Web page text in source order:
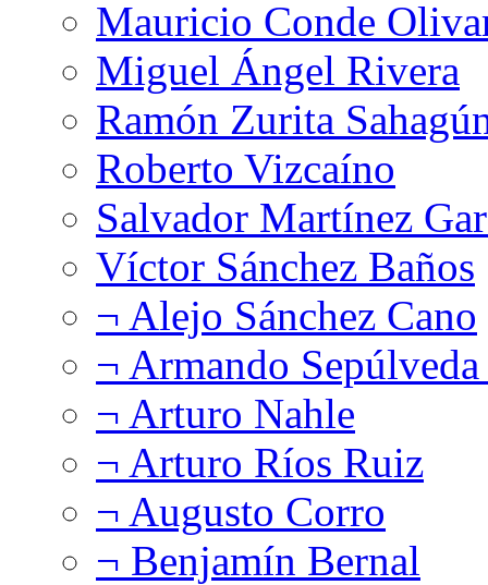
Mauricio Conde
Miguel Ángel Rivera
Ramón Zurita
Roberto Vizcaíno
Salvador Martínez
Víctor Sánchez Baños
¬ Alejo Sánchez Cano
¬ Armando
¬ Arturo Nahle
¬ Arturo Ríos Ruiz
¬ Augusto Corro
¬ Benjamín Bernal